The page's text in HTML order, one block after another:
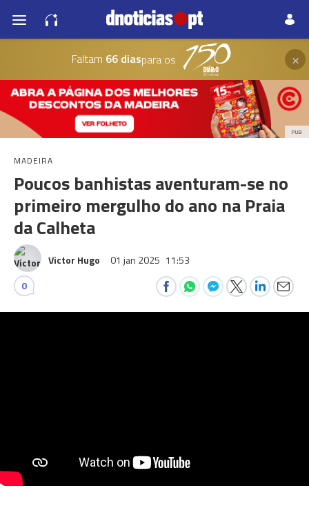
Faltam 66 diaspara os ×
PUB
MADEIRA
Poucos banhistas aventuram-se no
primeiro mergulho do ano na Praia
da Calheta
Victor Hugo 01 jan 2025 11:53
0